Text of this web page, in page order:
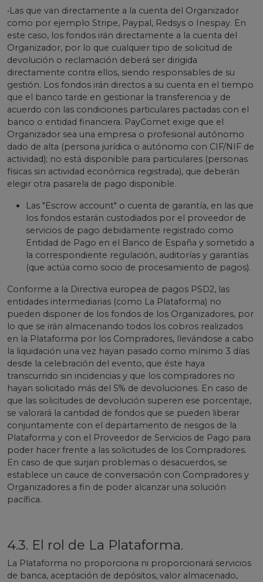
•Las que van directamente a la cuenta del Organizador
como por ejemplo Stripe, Paypal, Redsys o Inespay. En
este caso, los fondos irán directamente a la cuenta del
Organizador, por lo que cualquier tipo de solicitud de
devolución o reclamación deberá ser dirigida
directamente contra ellos, siendo responsables de su
gestión. Los fondos irán directos a su cuenta en el tiempo
que el banco tarde en gestionar la transferencia y de
acuerdo con las condiciones particulares pactadas con el
banco o entidad financiera. PayComet exige que el
Organizador sea una empresa o profesional autónomo
dado de alta (persona jurídica o autónomo con CIF/NIF de
actividad); no está disponible para particulares (personas
físicas sin actividad económica registrada), que deberán
elegir otra pasarela de pago disponible.
Las "Escrow account" o cuenta de garantía, en las que
los fondos estarán custodiados por el proveedor de
servicios de pago debidamente registrado como
Entidad de Pago en el Banco de España y sometido a
la correspondiente regulación, auditorías y garantías
(que actúa como socio de procesamiento de pagos).
Conforme a la Directiva europea de pagos PSD2, las
entidades intermediarias (como La Plataforma) no
pueden disponer de los fondos de los Organizadores, por
lo que se irán almacenando todos los cobros realizados
en la Plataforma por los Compradores, llevándose a cabo
la liquidación una vez hayan pasado como mínimo 3 días
desde la celebración del evento, que éste haya
transcurrido sin incidencias y que los compradores no
hayan solicitado más del 5% de devoluciones. En caso de
que las solicitudes de devolución superen ese porcentaje,
se valorará la cantidad de fondos que se pueden liberar
conjuntamente con el departamento de riesgos de la
Plataforma y con el Proveedor de Servicios de Pago para
poder hacer frente a las solicitudes de los Compradores.
En caso de que surjan problemas o desacuerdos, se
establece un cauce de conversación con Compradores y
Organizadores a fin de poder alcanzar una solución
pacífica.
4.3. El rol de La Plataforma.
La Plataforma no proporciona ni proporcionará servicios
de banca, aceptación de depósitos, valor almacenado,